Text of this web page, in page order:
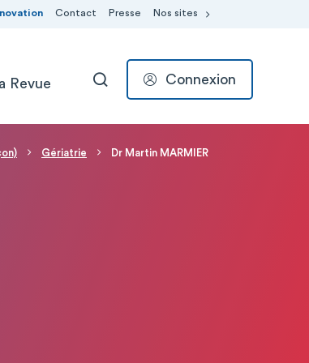
Contact Presse Nos sites
Revue RECHERCHER
Connexion
Gériatrie Dr Martin MARMIER